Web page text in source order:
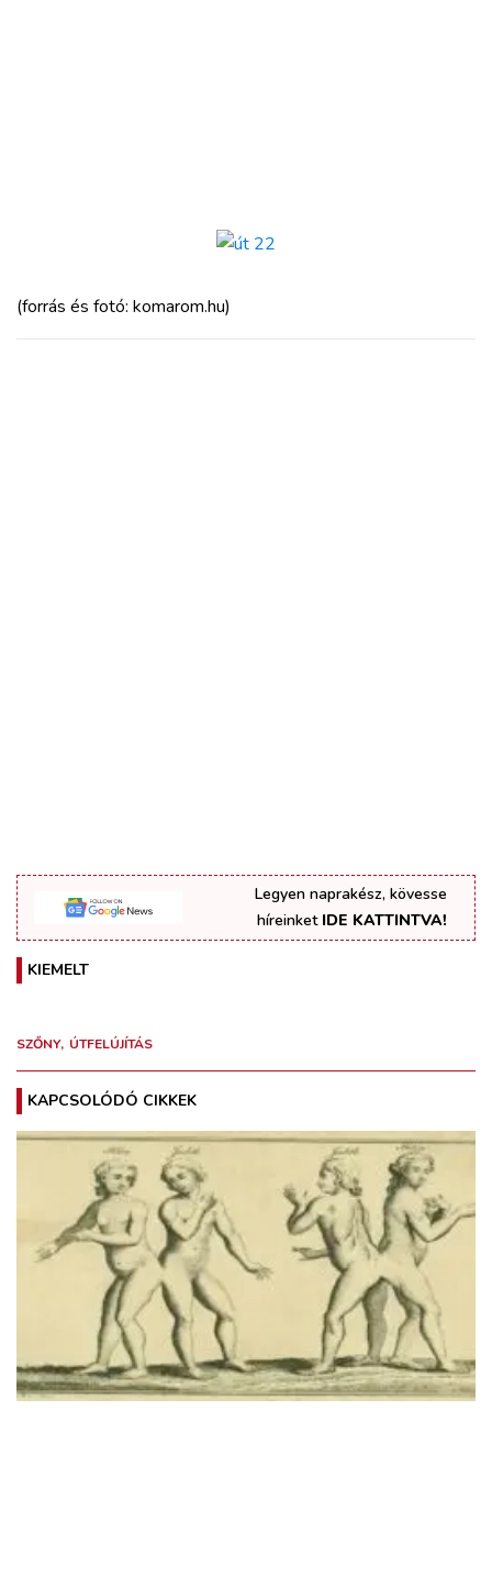
(forrás és fotó: komarom.hu)
Legyen naprakész, kövesse
híreinket IDE KATTINTVA!
KIEMELT
SZŐNY ÚTFELÚJÍTÁS
KAPCSOLÓDÓ CIKKEK